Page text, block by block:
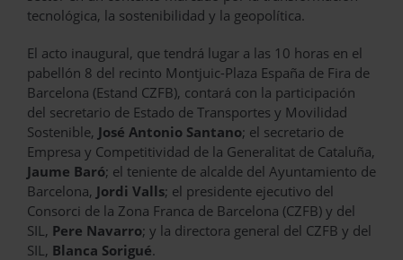
tecnológica, la sostenibilidad y la geopolítica.
El acto inaugural, que tendrá lugar a las 10 horas en el
pabellón 8 del recinto Montjuic-Plaza España de Fira de
Barcelona (Estand CZFB), contará con la participación
del secretario de Estado de Transportes y Movilidad
Sostenible, José Antonio Santano; el secretario de
Empresa y Competitividad de la Generalitat de Cataluña,
Jaume Baró; el teniente de alcalde del Ayuntamiento de
Barcelona, Jordi Valls; el presidente ejecutivo del
Consorci de la Zona Franca de Barcelona (CZFB) y del
SIL, Pere Navarro; y la directora general del CZFB y del
SIL, Blanca Sorigué.